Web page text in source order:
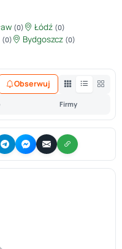
(0) Łódź (0)
(0) Bydgoszcz (0)
Firmy
Obserwuj